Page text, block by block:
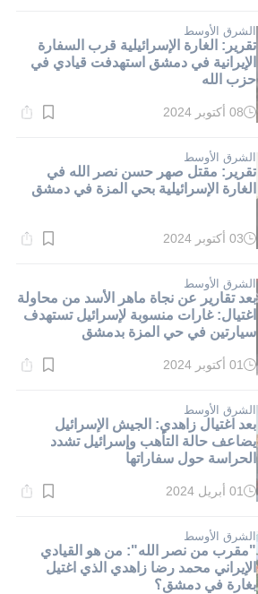
دقيقة.
الشرق الأوسط
تقرير: الغارة الإسرائيلية قرب السفارة
الإيرانية في دمشق استهدفت قيادي في
حزب الله
وقت
دقيقة.
08 أكتوبر 2024
الشرق الأوسط
تقرير: مقتل صهر حسن نصر الله في
الغارة الإسرائيلية بحي المزة في دمشق
وقت
دقيقة.
03 أكتوبر 2024
الشرق الأوسط
بعد تقارير عن نجاة ماهر الأسد من محاولة
اغتيال: غارات منسوبة لإسرائيل تستهدف
سيارتين في حي المزة بدمشق
وقت
دقيقة.
01 أكتوبر 2024
الشرق الأوسط
بعد اغتيال زاهدي: الجيش الإسرائيل
يضاعف حالة التأهب وإسرائيل تشدد
الحراسة حول سفاراتها
وقت
دقيقة.
01 أبريل 2024
الشرق الأوسط
"مقرب من نصر الله": من هو القيادي
الإيراني محمد رضا زاهدي الذي اغتيل
بغارة في دمشق؟